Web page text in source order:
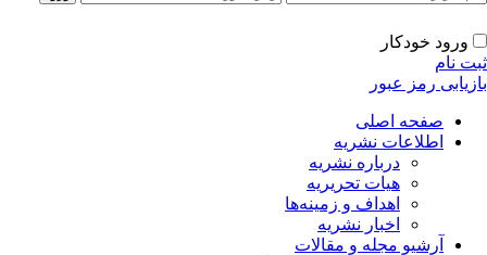
ورود خودکار
نام
رمز عبور
صفحه اصلی
اطلاعات نشریه
درباره نشریه
هیات تحریریه
اهداف و زمینه‌ها
اخبار نشریه
آرشیو مجله و مقالات